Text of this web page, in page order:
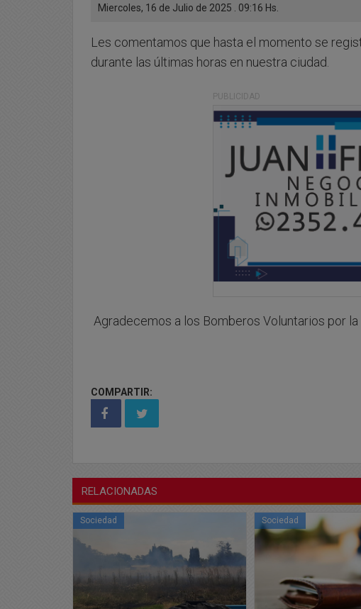
Miercoles, 16 de Julio de 2025 . 09:16 Hs.
Les comentamos que hasta el momento se
durante las últimas horas en nuestra ciudad.
PUBLICIDAD
Agradecemos a los Bomberos Voluntarios por la
COMPARTIR:
RELACIONADAS
Sociedad Sociedad